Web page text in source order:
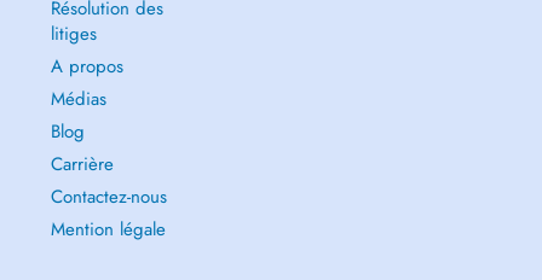
Résolution des
litiges
A propos
Médias
Blog
Carrière
Contactez-nous
Mention légale